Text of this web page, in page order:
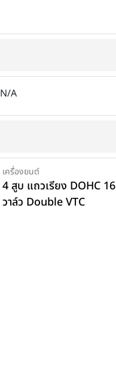
N/A
เครื่องยนต์
4 สูบ แถวเรียง DOHC 16
วาล์ว Double VTC